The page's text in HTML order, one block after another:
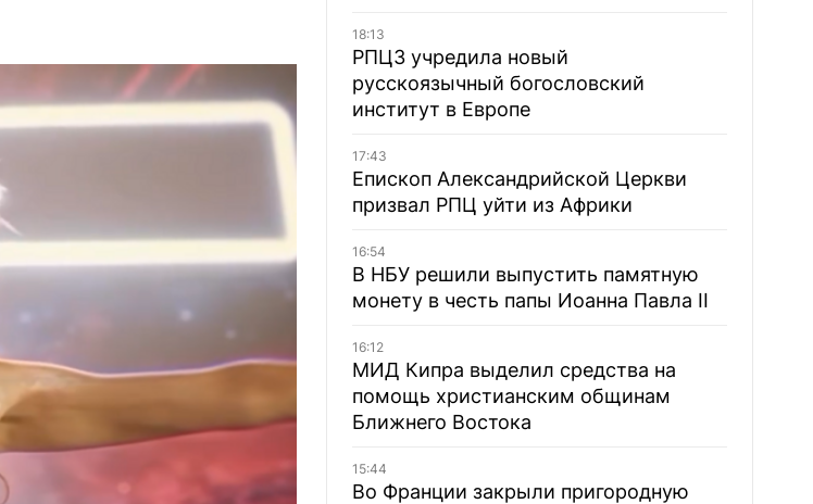
18:13
РПЦЗ учредила новый
русскоязычный богословский
институт в Европе
17:43
Епископ Александрийской Церкви
призвал РПЦ уйти из Африки
16:54
В НБУ решили выпустить памятную
монету в честь папы Иоанна Павла II
16:12
МИД Кипра выделил средства на
помощь христианским общинам
Ближнего Востока
15:44
Во Франции закрыли пригородную